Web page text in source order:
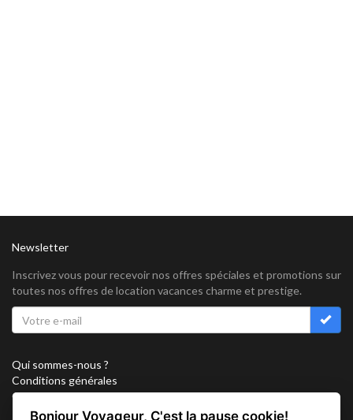
Newsletter
Inscrivez vous pour recevoir nos offres spéciales et promotions sur
toutes nos offres de location vacances charme et prestige.
Qui sommes-nous ?
Conditions générales
Confidentialité
Partenariat
Bonjour Voyageur, C'est la pause cookie!